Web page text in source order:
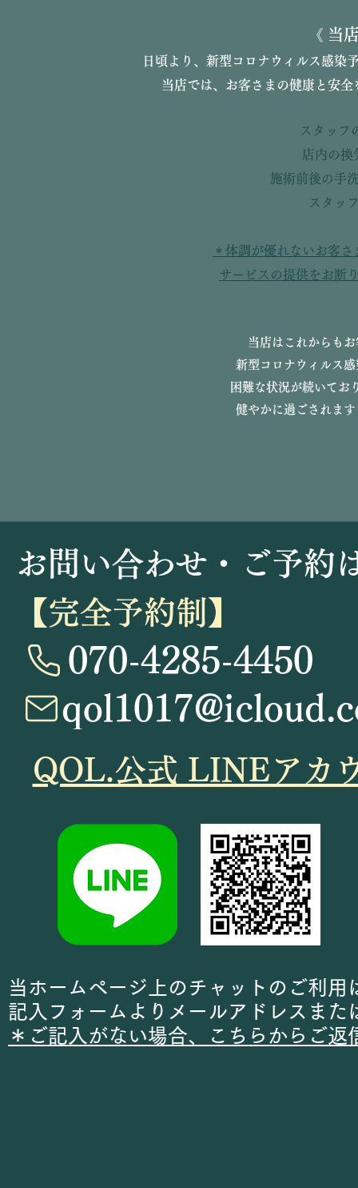
《 当
日頃より、新型コロナウィルス感染
当店では、お客さまの健康と安
スタッフ
店内の換
施術前後の手
スタッ
＊体調が優れないお客
サービスの提供をお断
当店はこれからも
新型コロナウィルス
困難な状況が続いてお
健やかに過ごされま
お問い合わせ・ご予
070-4285-4450
【完全予約制】
​QOL.公式 LINEアカ
当ホームページ上のチャットのご利用
記入フォームよりメールアドレスま
＊ご記入がない場合、こちらからご